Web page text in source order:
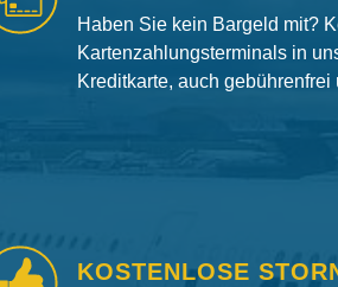
Haben Sie kein Bargeld mit?
Kartenzahlungsterminals in
Kreditkarte, auch
KOSTENLOSE